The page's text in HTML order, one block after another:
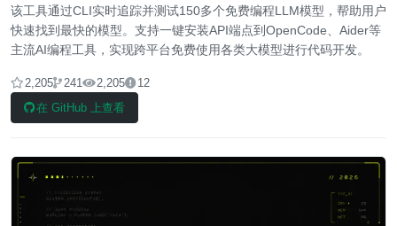
该工具通过CLI实时追踪并测试150多个免费编程LLM模型，帮助用户
快速找到最快的模型。支持一键安装API端点到OpenCode、Aider等
主流AI编程工具，实现跨平台免费使用各类大模型进行代码开发。
2,205 241 2,205
12
在 GitHub 上查看